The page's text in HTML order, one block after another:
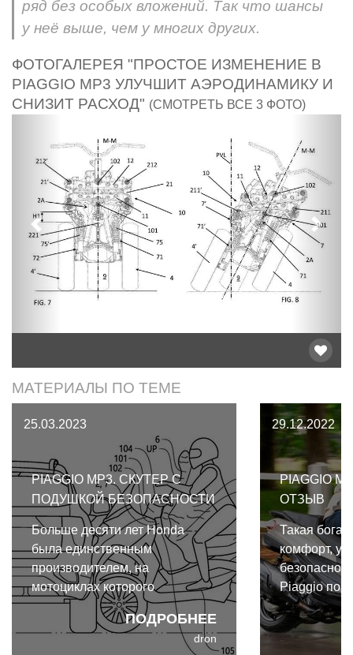
ряд без особых вложений. Так что шансы
у неё выше, чем у многих других.
ФОТОГАЛЕРЕЯ "ПРОСТОЕ ИЗМЕНЕНИЕ В
PIAGGIO MP3 УЛУЧШИТ АЭРОДИНАМИКУ И
СНИЗИТ РАСХОД" (СМОТРЕТЬ ВСЕ 3 ФОТО)
Предыдущий
МАТЕРИАЛЫ ПО ТЕМЕ
25.03.2023
PIAGGIO MP3. СКУТЕР С
ПОДУШКОЙ БЕЗОПАСНОСТИ
ПОДРОБНЕЕ
Больше десяти лет Honda
была единственным
производителем, на
мотоциклах которого
устанавливались подушки
безопасности. В ближайшем
будущем появится ещё одинdron
29.12.2022
PIAGGIO
ОТЗЫВ
Такая
комфорт,
Piaggio по
свой
Exclusive